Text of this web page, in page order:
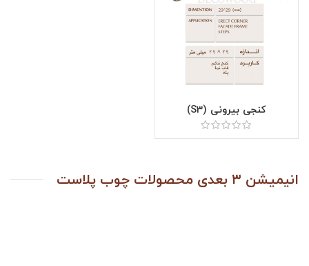
کنجی بیرونی (S3)
انیمیشن ۳ بعدی محصولات چوب پلاست